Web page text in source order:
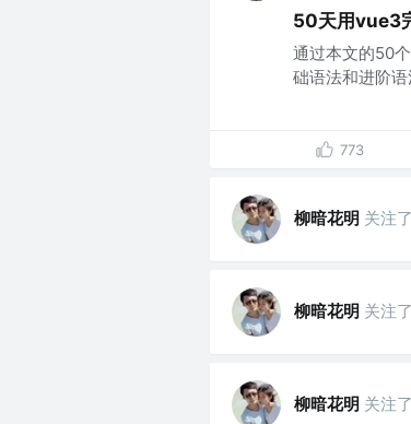
50天用vue3
通过本文的50
础语法和进阶
773
柳暗花明 关注了
柳暗花明 关注了
柳暗花明 关注了